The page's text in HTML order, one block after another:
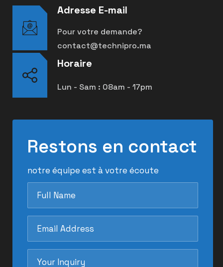
Adresse E-mail
Pour votre demande?
contact@technipro.ma
Horaire
Lun - Sam : 08am - 17pm
Restons en contact
notre équipe est à votre écoute